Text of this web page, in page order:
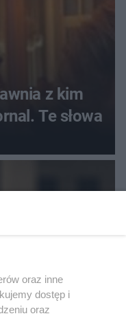
z kim
Te słowa
oraz inne
dostęp i
oraz